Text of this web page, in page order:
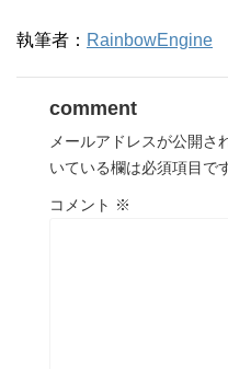
執筆者： RainbowEngine
comment
メールアドレスが公開さ
いている欄は必須項目で
コメント ※